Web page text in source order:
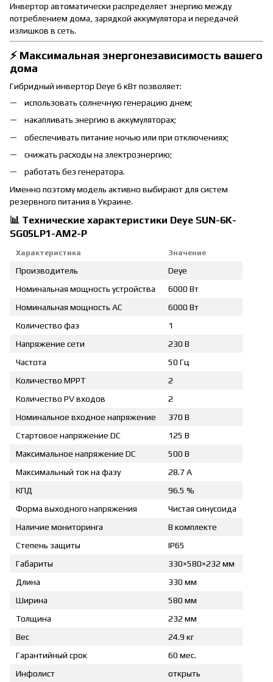
Инвертор автоматически распределяет энергию между
потреблением дома, зарядкой аккумулятора и передачей
излишков в сеть.
⚡ Максимальная энергонезависимость вашего
дома
Гибридный инвертор Deye 6 кВт позволяет:
использовать солнечную генерацию днем;
накапливать энергию в аккумуляторах;
обеспечивать питание ночью или при отключениях;
снижать расходы на электроэнергию;
работать без генератора.
Именно поэтому модель активно выбирают для систем
резервного питания в Украине.
📊 Технические характеристики Deye SUN-6K-
SG05LP1-AM2-P
Характеристика Значение
Производитель
Deye
Номинальная мощность устройства
6000 Вт
Номинальная мощность AC
6000 Вт
Количество фаз
1
Напряжение сети
230 В
Частота
50 Гц
Количество MPPT
2
Количество PV входов
2
Номинальное входное напряжение
370 В
Стартовое напряжение DC
125 В
Максимальное напряжение DC
500 В
Максимальный ток на фазу
28.7 А
КПД
96.5 %
Форма выходного напряжения
Чистая синусоида
Наличие мониторинга
В комплекте
Степень защиты
IP65
Габариты
330×580×232 мм
Длина
330 мм
Ширина
580 мм
Толщина
232 мм
Вес
24.9 кг
Гарантийный срок
60 мес.
Инфолист
открыть